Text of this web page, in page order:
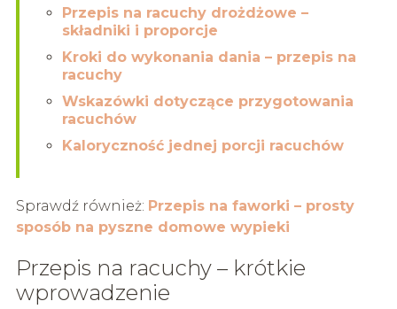
Przepis na racuchy drożdżowe –
składniki i proporcje
Kroki do wykonania dania – przepis na
racuchy
Wskazówki dotyczące przygotowania
racuchów
Kaloryczność jednej porcji racuchów
Sprawdź również: Przepis na faworki – prosty
sposób na pyszne domowe wypieki
Przepis na racuchy – krótkie
wprowadzenie